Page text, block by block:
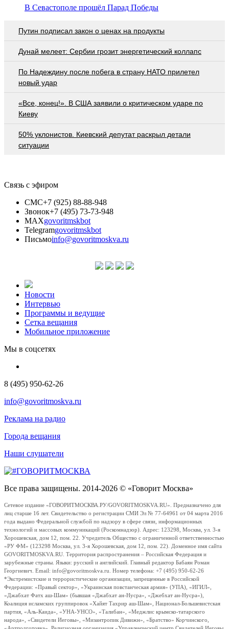
В Севастополе прошёл Парад Победы
Путин подписал закон о ценах на продукты
Дунай мелеет: Сербии грозит энергетический коллапс
По Надеждину после побега в страну НАТО прилетел
новый удар
«Все, конец!». В США заявили о критическом ударе по
Киеву
50% уклонистов. Киевский депутат раскрыл детали
ситуации
Связь с эфиром
СМС+7 (925) 88-88-948
Звонок+7 (495) 73-73-948
MAXgovoritmskbot
Telegramgovoritmskbot
Письмоinfo@govoritmoskva.ru
Новости
Интервью
Программы и ведущие
Сетка вещания
Мобильное приложение
Мы в соцсетях
8 (495) 950-62-26
info@govoritmoskva.ru
Реклама на радио
Города вещания
Наши слушатели
Все права защищены. 2014-2026 © «Говорит Москва»
Сетевое издание «ГОВОРИТМОСКВА.РУ/GOVORITMOSKVA.RU». Предназначено для
лиц старше 16 лет. Свидетельство о регистрации СМИ Эл № 77-64961 от 04 марта 2016
года выдано Федеральной службой по надзору в сфере связи, информационных
технологий и массовых коммуникаций (Роскомнадзор). Адрес: 123298, Москва, ул. 3-я
Хорошевская, дом 12, пом. 22. Учредитель Общество с ограниченной ответственностью
«РУ ФМ» (123298 Москва, ул. 3-я Хорошевская, дом 12, пом. 22). Доменное имя сайта
GOVORITMOSKVA.RU. Территория распространения – Российская Федерация и
зарубежные страны. Языки: русский и английский. Главный редактор Бабаян Роман
Георгиевич. Email: info@govoritmoskva.ru. Номер телефона: +7 (495) 950-62-26
*Экстремистские и террористические организации, запрещенные в Российской
Федерации: «Правый сектор», «Украинская повстанческая армия» (УПА), «ИГИЛ»,
«Джабхат Фатх аш-Шам» (бывшая «Джабхат ан-Нусра», «Джебхат ан-Нусра»),
Коалиция исламских группировок «Хайят Тахрир аш-Шам», Национал-Большевистская
партия, «Аль-Каида», «УНА-УНСО», «Талибан», «Меджлис крымско-татарского
народа», «Свидетели Иеговы», «Мизантропик Дивижн», «Братство» Корчинского,